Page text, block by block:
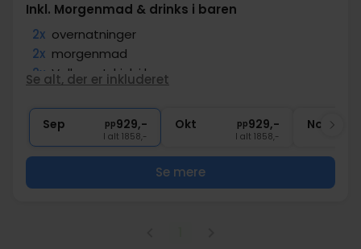
Inkl. Morgenmad & drinks i baren
2x overnatninger
2x morgenmad
2x Velkomstdrink i baren
∞ Tæt på attraktive seværdigheder
Se alt, der er inkluderet
Sep pp929,-
I alt 1858,-
Okt pp929,-
I alt 1858,-
Nov
Se mere